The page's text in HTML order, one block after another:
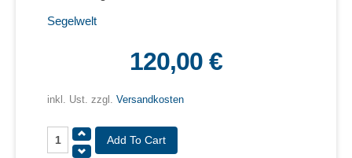
Segelwelt
120,00 €
inkl. Ust. zzgl. Versandkosten